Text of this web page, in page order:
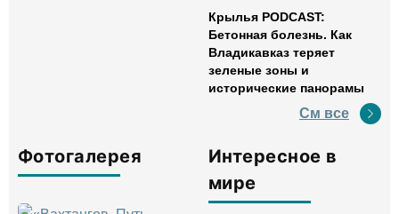
Крылья PODCAST:
Бетонная болезнь. Как
Владикавказ теряет
зеленые зоны и
исторические панорамы
См все
Фотогалерея
Интересное в
мире